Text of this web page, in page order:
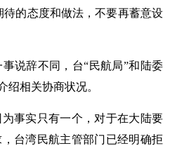
的态度和做法，不要再蓄意设
说辞不同，台“民航局”和陆委
绍相关协商状况。
事实只有一个，对于在大陆要
台湾民航主管部门已经明确拒